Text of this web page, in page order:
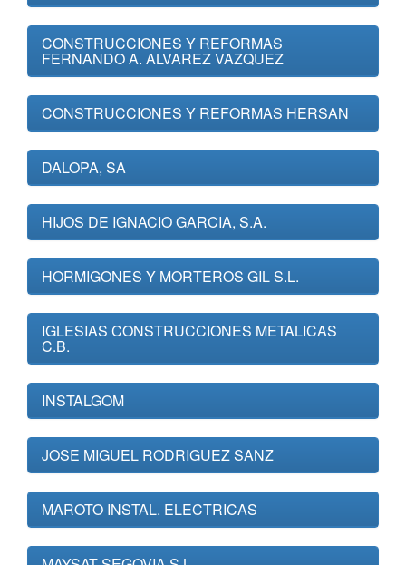
CONSTRUCCIONES Y REFORMAS
FERNANDO A. ALVAREZ VAZQUEZ
CONSTRUCCIONES Y REFORMAS HERSAN
DALOPA, SA
HIJOS DE IGNACIO GARCIA, S.A.
HORMIGONES Y MORTEROS GIL S.L.
IGLESIAS CONSTRUCCIONES METALICAS
C.B.
INSTALGOM
JOSE MIGUEL RODRIGUEZ SANZ
MAROTO INSTAL. ELECTRICAS